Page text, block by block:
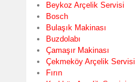
Beykoz Arçelik Servisi
Bosch
Bulaşık Makinası
Buzdolabı
Çamaşır Makinası
Çekmeköy Arçelik Servisi
Fırın